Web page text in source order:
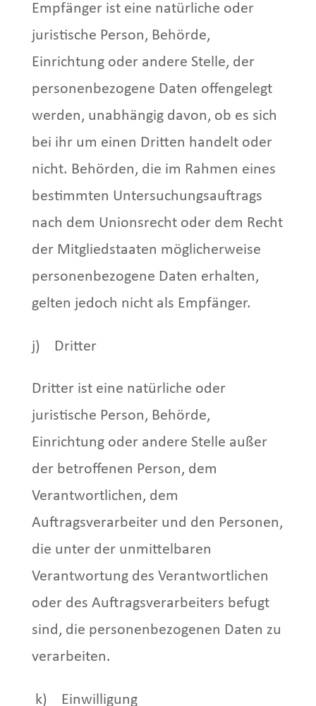
Empfänger ist eine natürliche oder
juristische Person, Behörde,
Einrichtung oder andere Stelle, der
personenbezogene Daten offengelegt
werden, unabhängig davon, ob es sich
bei ihr um einen Dritten handelt oder
nicht. Behörden, die im Rahmen eines
bestimmten Untersuchungsauftrags
nach dem Unionsrecht oder dem Recht
der Mitgliedstaaten möglicherweise
personenbezogene Daten erhalten,
gelten jedoch nicht als Empfänger.
j) Dritter
Dritter ist eine natürliche oder
juristische Person, Behörde,
Einrichtung oder andere Stelle außer
der betroffenen Person, dem
Verantwortlichen, dem
Auftragsverarbeiter und den Personen,
die unter der unmittelbaren
Verantwortung des Verantwortlichen
oder des Auftragsverarbeiters befugt
sind, die personenbezogenen Daten zu
verarbeiten.
k) Einwilligung